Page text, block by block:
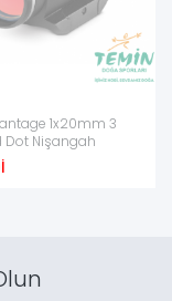
1x20mm 3
Dot Nişangah